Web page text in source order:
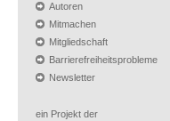
Autoren
Mitmachen
Mitgliedschaft
Barrierefreiheitsprobleme
Newsletter
ein Projekt der